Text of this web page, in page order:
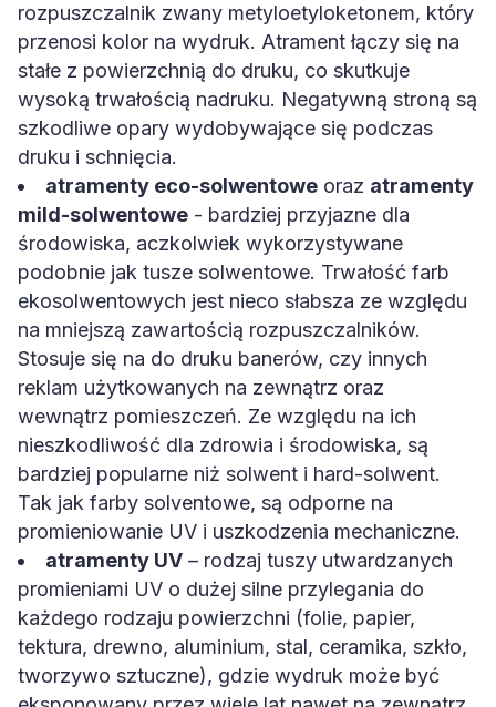
rozpuszczalnik zwany metyloetyloketonem, który
przenosi kolor na wydruk. Atrament łączy się na
stałe z powierzchnią do druku, co skutkuje
wysoką trwałością nadruku. Negatywną stroną są
szkodliwe opary wydobywające się podczas
druku i schnięcia.
atramenty eco-solwentowe oraz atramenty
mild-solwentowe - bardziej przyjazne dla
środowiska, aczkolwiek wykorzystywane
podobnie jak tusze solwentowe. Trwałość farb
ekosolwentowych jest nieco słabsza ze względu
na mniejszą zawartością rozpuszczalników.
Stosuje się na do druku banerów, czy innych
reklam użytkowanych na zewnątrz oraz
wewnątrz pomieszczeń. Ze względu na ich
nieszkodliwość dla zdrowia i środowiska, są
bardziej popularne niż solwent i hard-solwent.
Tak jak farby solventowe, są odporne na
promieniowanie UV i uszkodzenia mechaniczne.
atramenty UV – rodzaj tuszy utwardzanych
promieniami UV o dużej silne przylegania do
każdego rodzaju powierzchni (folie, papier,
tektura, drewno, aluminium, stal, ceramika, szkło,
tworzywo sztuczne), gdzie wydruk może być